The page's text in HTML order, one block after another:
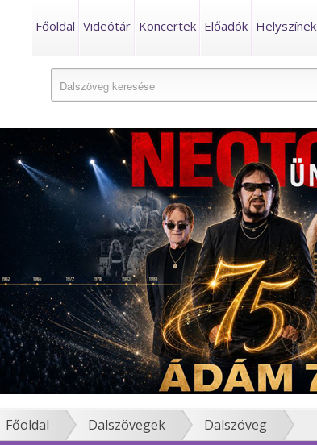
Főoldal Videótár Koncertek Előadók Helyszínek
Főoldal Dalszövegek Dalszöveg